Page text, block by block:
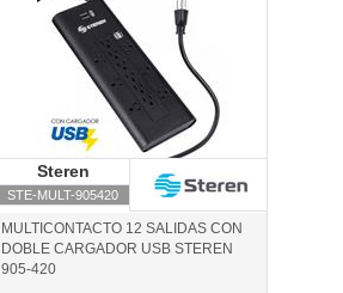
Steren
STE-MULT-905420
MULTICONTACTO 12 SALIDAS CON
DOBLE CARGADOR USB STEREN
905-420